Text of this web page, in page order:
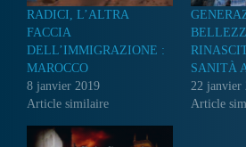
RADICI, L’ALTRA
FACCIA
DELL’IMMIGRAZIONE :
MAROCCO
8 janvier 2019
Article similaire
SANITÀ
22 janvier
Article